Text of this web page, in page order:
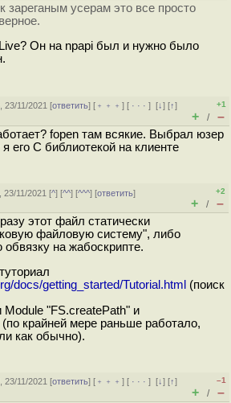
зареганым усерам это все просто
Он на npapi был и нужно было
23/11/2021 [ответить] [ ﹢﹢﹢] [ · · ·][↓] [↑]
+1
+ / –
fopen там всякие. Выбрал юзер
его С библиотекой на клиенте
23/11/2021 [^] [^^] [^^^] [ответить]
+2
+ / –
этот файл статически
файловую систему", либо
на жабоскрипте.
docs/getting_started/Tutorial.html (поиск
Module "FS.createPath" и
крайней мере раньше работало,
как обычно).
23/11/2021 [ответить] [ ﹢﹢﹢] [ · · ·][↓] [↑]
–1
+ / –